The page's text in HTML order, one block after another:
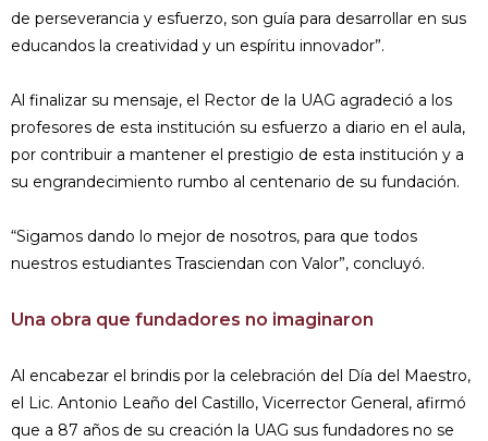
de perseverancia y esfuerzo, son guía para desarrollar en sus
educandos la creatividad y un espíritu innovador”.
Al finalizar su mensaje, el Rector de la UAG agradeció a los
profesores de esta institución su esfuerzo a diario en el aula,
por contribuir a mantener el prestigio de esta institución y a
su engrandecimiento rumbo al centenario de su fundación.
“Sigamos dando lo mejor de nosotros, para que todos
nuestros estudiantes Trasciendan con Valor”, concluyó.
Una obra que fundadores no imaginaron
Al encabezar el brindis por la celebración del Día del Maestro,
el Lic. Antonio Leaño del Castillo, Vicerrector General, afirmó
que a 87 años de su creación la UAG sus fundadores no se